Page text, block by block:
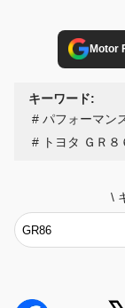
Motor
キーワード:
パフォーマン
トヨタ ＧＲ８
\